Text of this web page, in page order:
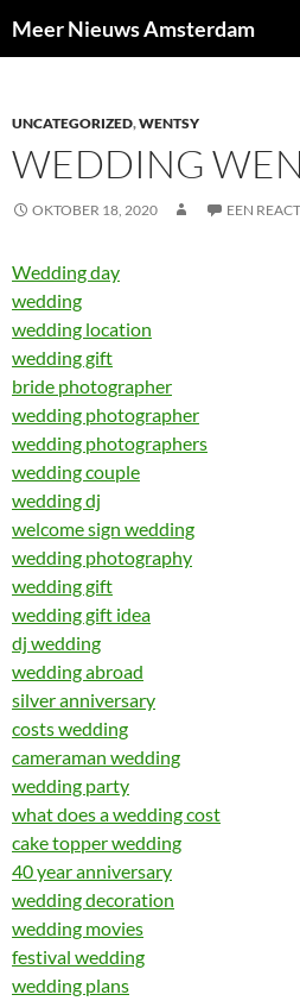
naar
Meer Nieuws Amsterdam
UNCATEGORIZED,WENTSY
WEDDING
OKTOBER 18, 2020 EEN
Wedding day
wedding
wedding location
wedding gift
bride photographer
wedding photographer
wedding photographers
wedding couple
wedding dj
welcome sign wedding
wedding photography
wedding gift
wedding gift idea
dj wedding
wedding abroad
silver anniversary
costs wedding
cameraman wedding
wedding party
what does a wedding cost
cake topper wedding
40 year anniversary
wedding decoration
wedding movies
festival wedding
wedding plans